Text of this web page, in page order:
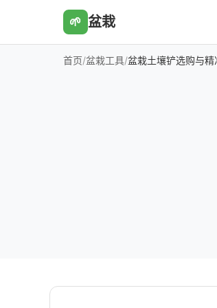
🌱 盆栽
首页/盆栽工具/盆栽土壤铲选购与